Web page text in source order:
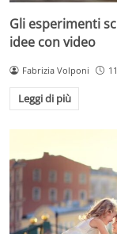
Gli esperimenti
idee con video
Fabrizia Volponi
Leggi di più